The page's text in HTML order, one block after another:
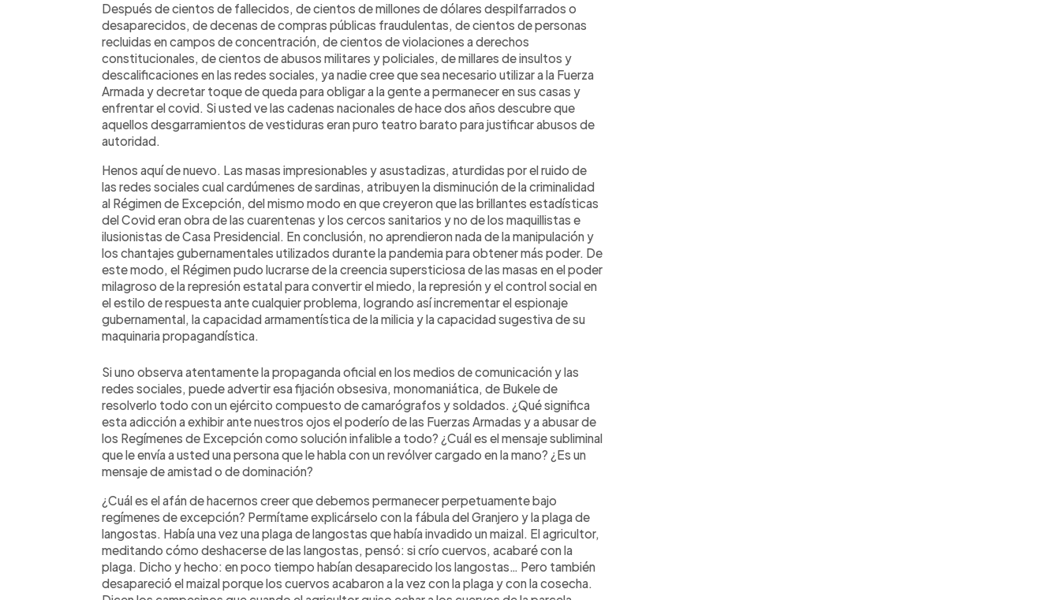
Después de cientos de fallecidos, de cientos de millones de dólares despilfarrados o
desaparecidos, de decenas de compras públicas fraudulentas, de cientos de personas
recluidas en campos de concentración, de cientos de violaciones a derechos
constitucionales, de cientos de abusos militares y policiales, de millares de insultos y
descalificaciones en las redes sociales, ya nadie cree que sea necesario utilizar a la Fuerza
Armada y decretar toque de queda para obligar a la gente a permanecer en sus casas y
enfrentar el covid. Si usted ve las cadenas nacionales de hace dos años descubre que
aquellos desgarramientos de vestiduras eran puro teatro barato para justificar abusos de
autoridad.
Henos aquí de nuevo. Las masas impresionables y asustadizas, aturdidas por el ruido de
las redes sociales cual cardúmenes de sardinas, atribuyen la disminución de la criminalidad
al Régimen de Excepción, del mismo modo en que creyeron que las brillantes estadísticas
del Covid eran obra de las cuarentenas y los cercos sanitarios y no de los maquillistas e
ilusionistas de Casa Presidencial. En conclusión, no aprendieron nada de la manipulación y
los chantajes gubernamentales utilizados durante la pandemia para obtener más poder. De
este modo, el Régimen pudo lucrarse de la creencia supersticiosa de las masas en el poder
milagroso de la represión estatal para convertir el miedo, la represión y el control social en
el estilo de respuesta ante cualquier problema, logrando así incrementar el espionaje
gubernamental, la capacidad armamentística de la milicia y la capacidad sugestiva de su
maquinaria propagandística.
Si uno observa atentamente la propaganda oficial en los medios de comunicación y las
redes sociales, puede advertir esa fijación obsesiva, monomaniática, de Bukele de
resolverlo todo con un ejército compuesto de camarógrafos y soldados. ¿Qué significa
esta adicción a exhibir ante nuestros ojos el poderío de las Fuerzas Armadas y a abusar de
los Regímenes de Excepción como solución infalible a todo? ¿Cuál es el mensaje subliminal
que le envía a usted una persona que le habla con un revólver cargado en la mano? ¿Es un
mensaje de amistad o de dominación?
¿Cuál es el afán de hacernos creer que debemos permanecer perpetuamente bajo
regímenes de excepción? Permítame explicárselo con la fábula del Granjero y la plaga de
langostas. Había una vez una plaga de langostas que había invadido un maizal. El agricultor,
meditando cómo deshacerse de las langostas, pensó: si crío cuervos, acabaré con la
plaga. Dicho y hecho: en poco tiempo habían desaparecido los langostas… Pero también
desapareció el maizal porque los cuervos acabaron a la vez con la plaga y con la cosecha.